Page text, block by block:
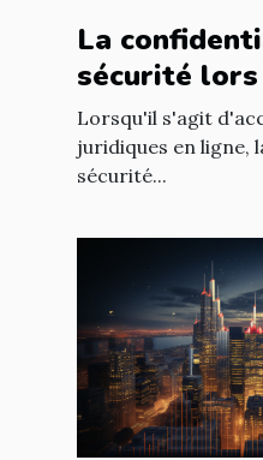
La
sécurité lors
l'utilisation
ligne
Lorsqu'il s'agit
juridiques en ligne,
sécurité...